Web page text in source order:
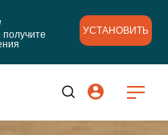
УСТАНОВИТЬ